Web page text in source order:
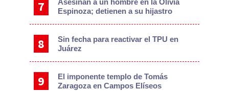
Asesinan a un hombre en la Olivia
Espinoza; detienen a su hijastro
Sin fecha para reactivar el TPU en
Juárez
El imponente templo de Tomás
Zaragoza en Campos Elíseos